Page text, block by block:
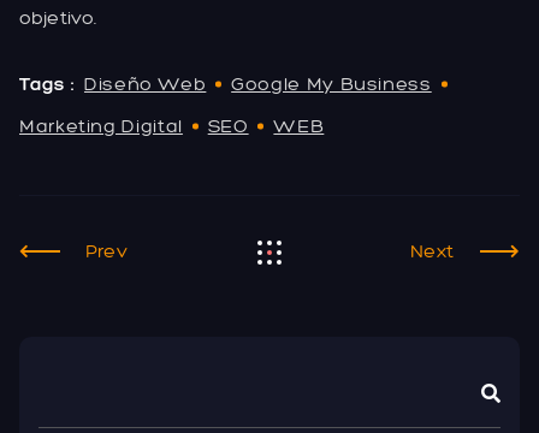
objetivo.
Tags : Diseño Web
Google My Business
Marketing Digital
SEO WEB
Prev Next